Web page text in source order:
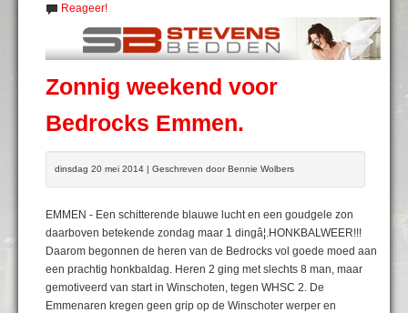
Reageer!
Zonnig weekend voor
Bedrocks Emmen.
dinsdag 20 mei 2014 | Geschreven door Bennie Wolbers
EMMEN - Een schitterende blauwe lucht en een goudgele zon
daarboven betekende zondag maar 1 dingâ¦.HONKBALWEER!!!
Daarom begonnen de heren van de Bedrocks vol goede moed aan
een prachtig honkbaldag. Heren 2 ging met slechts 8 man, maar
gemotiveerd van start in Winschoten, tegen WHSC 2. De
Emmenaren kregen geen grip op de Winschoter werper en